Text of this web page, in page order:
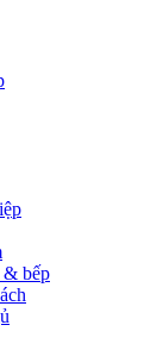
& bếp